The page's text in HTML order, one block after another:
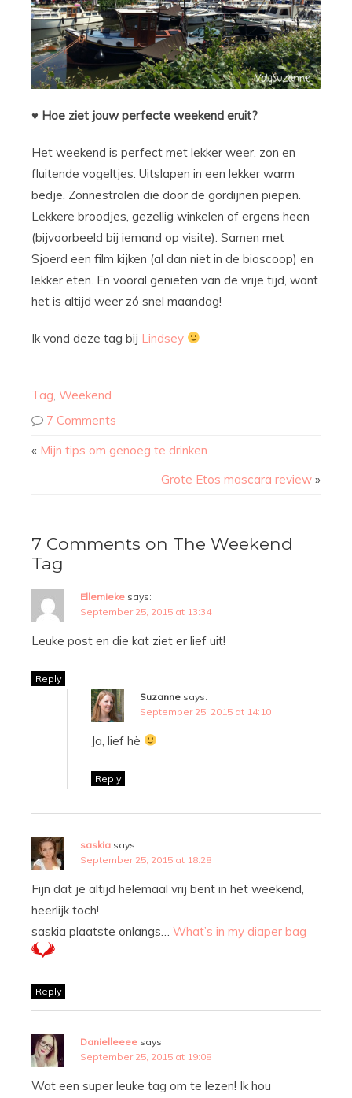
♥ Hoe ziet jouw perfecte weekend eruit?
Het weekend is perfect met lekker weer, zon en
fluitende vogeltjes. Uitslapen in een lekker warm
bedje. Zonnestralen die door de gordijnen piepen.
Lekkere broodjes, gezellig winkelen of ergens heen
(bijvoorbeeld bij iemand op visite). Samen met
Sjoerd een film kijken (al dan niet in de bioscoop) en
lekker eten. En vooral genieten van de vrije tijd, want
het is altijd weer zó snel maandag!
Ik vond deze tag bij Lindsey
Tag, Weekend
7 Comments
« Mijn tips om genoeg te drinken
Grote Etos mascara review »
7 Comments on The Weekend
Tag
Ellemieke says:
September 25, 2015 at 13:34
Leuke post en die kat ziet er lief uit!
Reply
Suzanne says:
September 25, 2015 at 14:10
Ja, lief hè
Reply
saskia says:
September 25, 2015 at 18:28
Fijn dat je altijd helemaal vrij bent in het weekend,
heerlijk toch!
saskia plaatste onlangs… What’s in my diaper bag
Reply
Danielleeee says:
September 25, 2015 at 19:08
Wat een super leuke tag om te lezen! Ik hou